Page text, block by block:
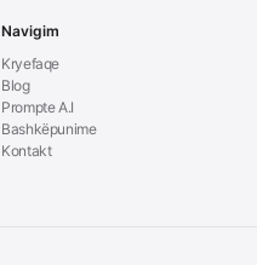
Navigim
Kryefaqe
Blog
Prompte A.I
Bashkëpunime
Kontakt